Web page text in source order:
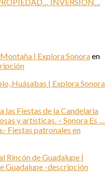
| Explora Sonoraen
Huásabas | Explora Sonora
las Fiestas de la Candelaria
y artísticas. – Sonora Es …
Fiestas patronales en
Rincón de Guadalupe |
Guadalupe -descripción